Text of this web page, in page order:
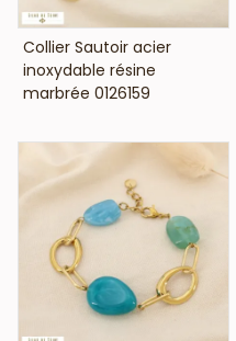
VOIR LE PRIX
Collier Sautoir acier
inoxydable résine
marbrée 0126159